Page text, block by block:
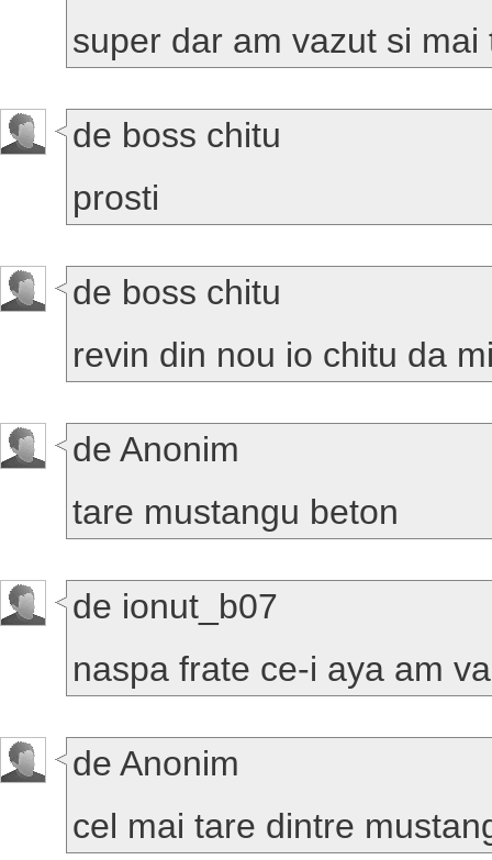
super dar am vazut si mai
de boss chitu
prosti
de boss chitu
revin din nou io chitu da
de Anonim
tare mustangu beton
de ionut_b07
naspa frate ce-i aya am
de Anonim
cel mai tare dintre